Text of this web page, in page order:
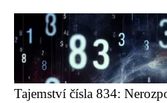
Tajemství čísla 834: